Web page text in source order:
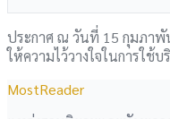
ประกาศ ณ วันที่ 15 กุมภา
ให้ความไว้วางใจในการใช้
MostReader